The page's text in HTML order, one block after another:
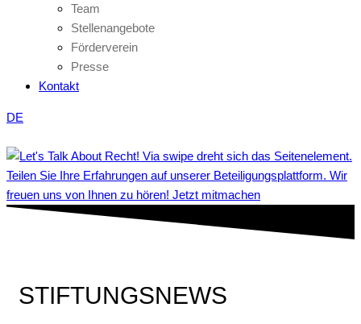
Team
Stellenangebote
Förderverein
Presse
Kontakt
DE
Teilen Sie Ihre Erfahrungen auf unserer Beteiligungsplattform. Wir
freuen uns von Ihnen zu hören! Jetzt mitmachen
STIFTUNGSNEWS